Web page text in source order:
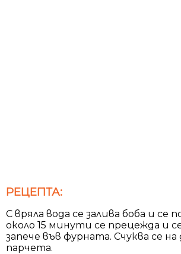
РЕЦЕПТА:
С вряла вода се залива боба и се
около 15 минути се прецежда и се
запече във фурната. Счуква се на
парчета.